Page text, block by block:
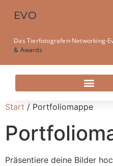
EVO
Das Tierfotografen-Networking-
& Awards
Start / Portfoliomappe
Präsentiere deine Bilder